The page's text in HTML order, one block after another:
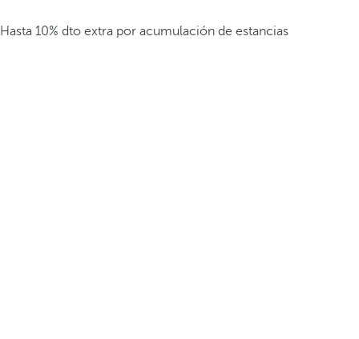
Hasta 10% dto extra por acumulación de estancias